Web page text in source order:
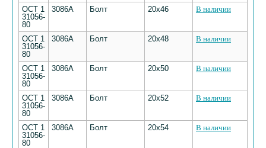
ОСТ 1
31056-
80
3086А Болт 20х46 В наличии
ОСТ 1
31056-
80
3086А Болт 20х48 В наличии
ОСТ 1
31056-
80
3086А Болт 20х50 В наличии
ОСТ 1
31056-
80
3086А Болт 20х52 В наличии
ОСТ 1
31056-
80
3086А Болт 20х54 В наличии